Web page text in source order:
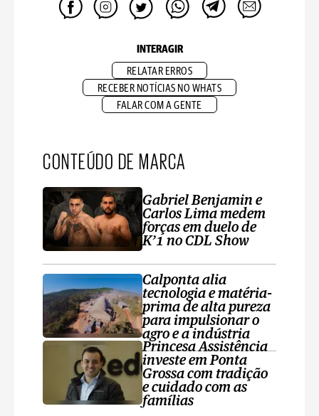
INTERAGIR
RELATAR ERROS
RECEBER NOTÍCIAS NO WHATS
FALAR COM A GENTE
CONTEÚDO DE MARCA
Gabriel Benjamin e
Carlos Lima medem
forças em duelo de
K’1 no CDL Show
Calponta alia
tecnologia e matéria-
prima de alta pureza
para impulsionar o
agro e a indústria
Princesa Assistência
investe em Ponta
Grossa com tradição
e cuidado com as
famílias